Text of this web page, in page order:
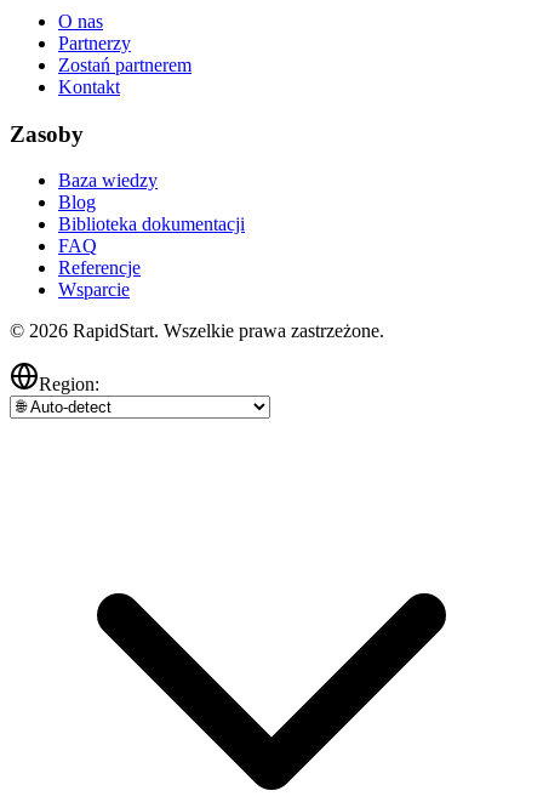
O nas
Partnerzy
Zostań partnerem
Kontakt
Zasoby
Baza wiedzy
Blog
Biblioteka dokumentacji
FAQ
Referencje
Wsparcie
© 2026 RapidStart. Wszelkie prawa zastrzeżone.
Region: